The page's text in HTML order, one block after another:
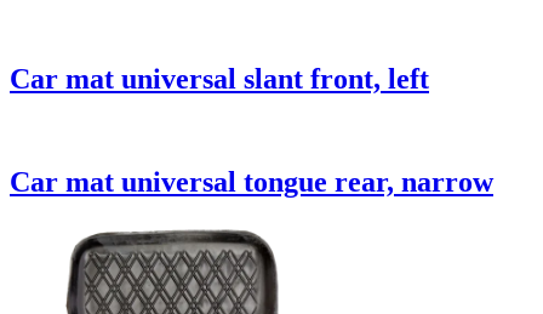
Car mat universal slant front, left
Car mat universal tongue rear, narrow